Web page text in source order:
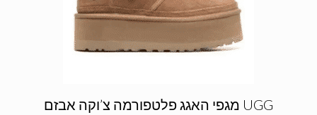
מגפי האגג פלטפורמה צ’וקה אבזם UGG